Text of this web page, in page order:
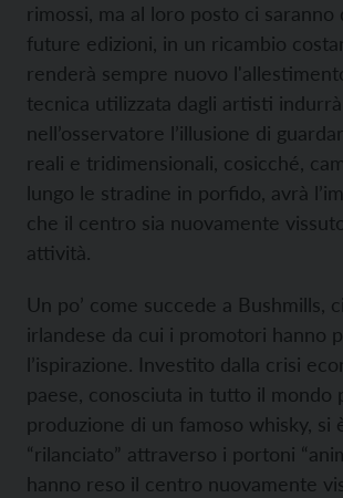
rimossi, ma al loro posto ci saranno
future edizioni, in un ricambio
renderà sempre nuovo
tecnica utilizzata dagli artisti indurrà
nell’osservatore l’illusione di
reali e tridimensionali, cosicché,
lungo le stradine in porfido, avrà
che il centro sia nuovamente
attività.
Un po’ come succede a Bushmills,
irlandese da cui i promotori hanno
l’ispirazione. Investito dalla crisi
paese, conosciuta in tutto il mondo
produzione di un famoso whisky, si
“rilanciato” attraverso i portoni
hanno reso il centro nuovamente